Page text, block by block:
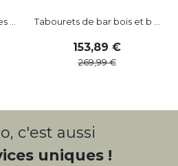
... Tabourets de bar bois et b ...
153,89
269,99
c'est aussi
uniques !